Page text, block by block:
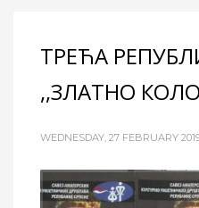
ТРЕЋА
,,ЗЛАТНО
WEDNESDAY, 27 FEBRUARY